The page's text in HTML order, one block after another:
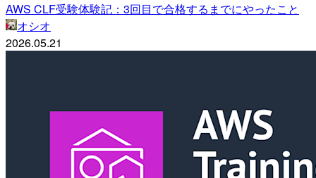
AWS CLF受験体験記：3回目で合格するまでにやったこと
オシオ
2026.05.21